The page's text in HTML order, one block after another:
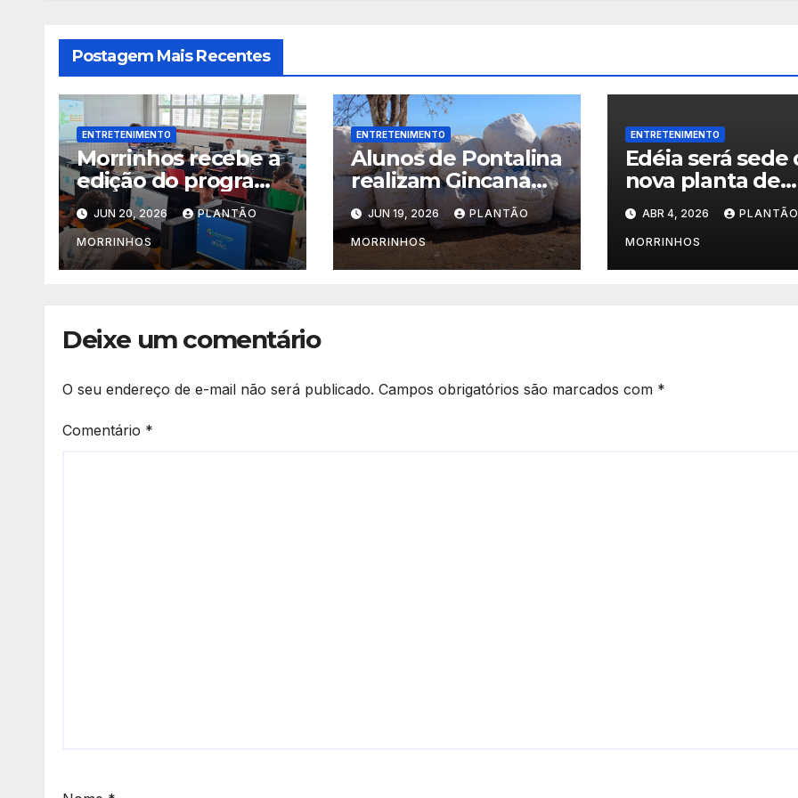
Postagem Mais Recentes
ENTRETENIMENTO
Morrinhos recebe a
edição do programa
“Goiás Social em
Ação” com diversos
serviços gratuitos
JUN 20, 2026 PLANTÃO
MORRINHOS
ENTRETENIMENTO
Alunos de Pontalina
realizam Gincana
Ecológica e
conquistam visita
ao Parque Jatobá
Centenário em
JUN 19, 2026 PLANTÃO
MORRINHOS
ENTRETENIMENTO
Edéia será sede
nova planta de
biometano com
investimento de
245 milhões
ABR 4, 2026 PLANTÃO
MORRINHOS
Deixe um comentário
O seu endereço de e-mail não será publicado. Campos obrigatórios são marcados com *
Comentário *